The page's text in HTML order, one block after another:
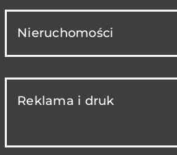
Nieruchomości
Reklama i druk